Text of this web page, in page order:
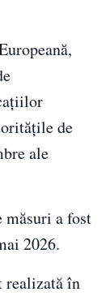
de
ale
măsuri a fost
2026.
realizată în